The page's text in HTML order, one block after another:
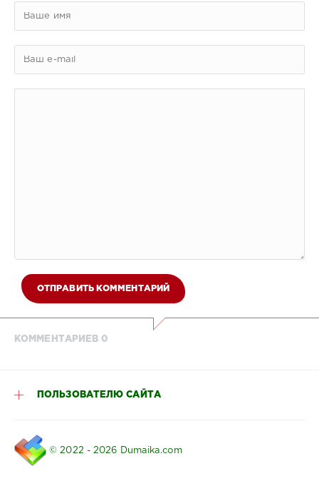
ОТПРАВИТЬ КОММЕНТАРИЙ
КОММЕНТАРИЕВ 0
ПОЛЬЗОВАТЕЛЮ САЙТА
© 2022 - 2026 Dumaika.com